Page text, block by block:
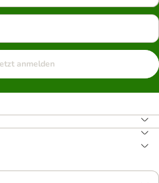
anmelden